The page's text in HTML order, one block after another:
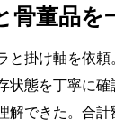
骨董品を
と掛け軸を依
状態を丁寧に
解できた。合